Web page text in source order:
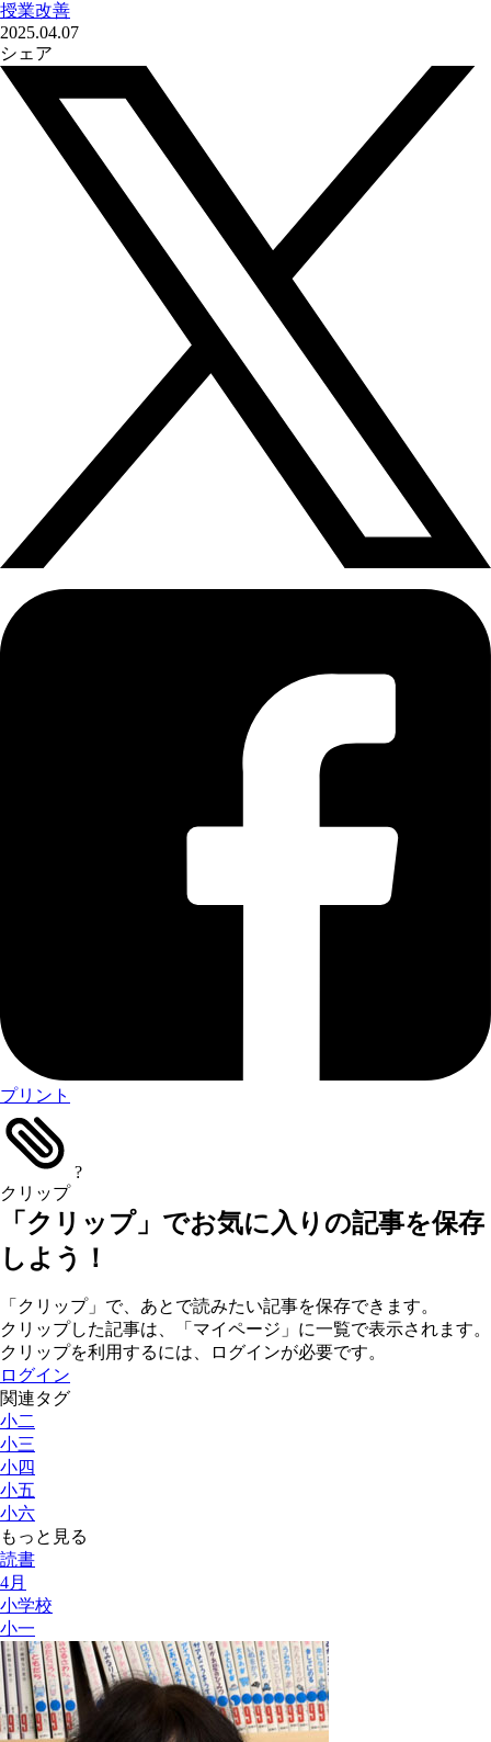
授業改善
2025.04.07
シェア
プリント
クリップ
?
「クリップ」でお気に入りの記事を保存
しよう！
「クリップ」で、あとで読みたい記事を保存できます。
クリップした記事は、「マイページ」に一覧で表示されます。
クリップを利用するには、ログインが必要です。
ログイン
関連タグ
小二
小三
小四
小五
小六
もっと見る
読書
4月
小学校
小一